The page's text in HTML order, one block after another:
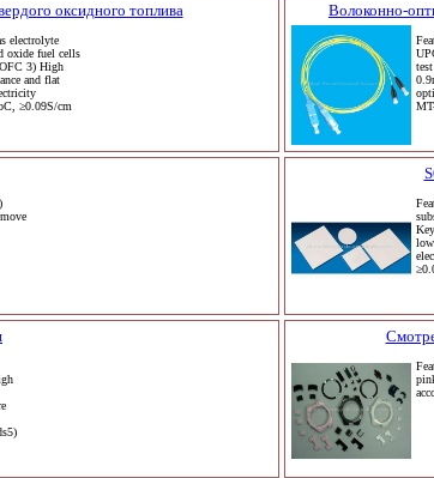
оксидного топлива
electrolyte
oxide fuel cells
3) High
and flat
≥0.09S/cm
Волоконно-
low